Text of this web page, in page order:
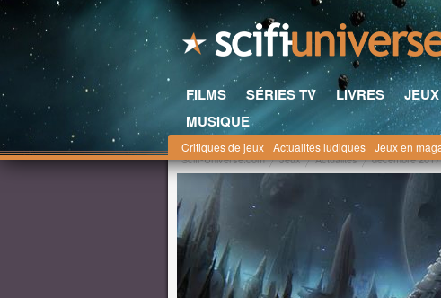
FILMS SÉRIES TV LIVRES
MUSIQUE
Critiques de jeux Actualités ludiques Jeux en
Scifi-Universe.com Jeux Actualités décembre 2017